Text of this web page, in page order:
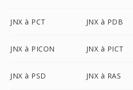
JNX à PCT JNX à PDB
JNX à PICON JNX à PICT
JNX à PSD JNX à RAS